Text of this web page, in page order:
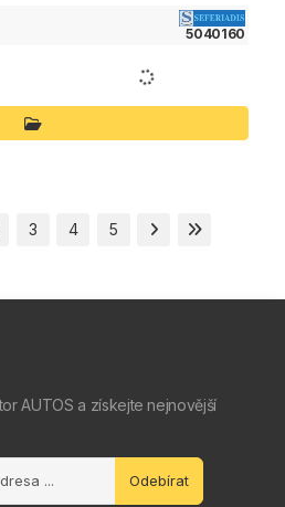
5040160
3 4 5
AUTOS a získejte nejnovější
Odebírat